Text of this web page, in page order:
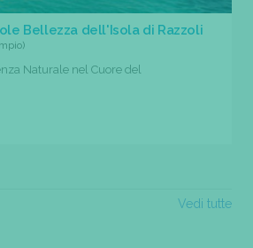
Bellezza dell'Isola di Razzoli
Naturale nel Cuore del
Vedi tutte